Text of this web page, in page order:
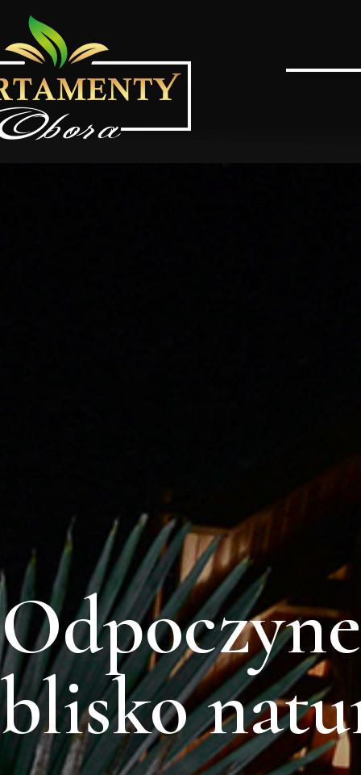
blisko